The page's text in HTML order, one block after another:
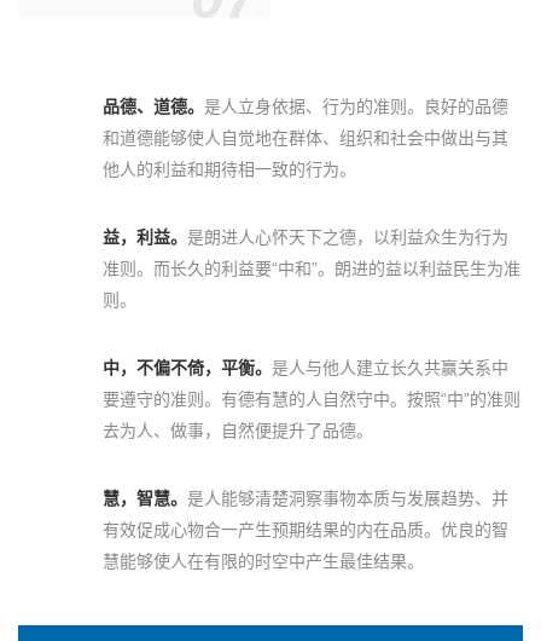
品德、道德。 是人立身依据、行为的准则。良好的品德
和道德能够使人自觉地在群体、组织和社会中做出与其
他人的利益和期待相一致的行为。
益，利益。 是朗进人心怀天下之德，以利益众生为行为
准则。而长久的利益要“中和”。朗进的益以利益民生为准
则。
中，不偏不倚，平衡。 是人与他人建立长久共赢关系中
要遵守的准则。有德有慧的人自然守中。按照“中”的准则
去为人、做事，自然便提升了品德。
慧，智慧。 是人能够清楚洞察事物本质与发展趋势、并
有效促成心物合一产生预期结果的内在品质。优良的智
慧能够使人在有限的时空中产生最佳结果。